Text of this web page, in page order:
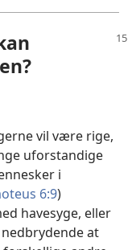
vil være rige,
uforstandige
i
6:9)
havesyge, eller
at